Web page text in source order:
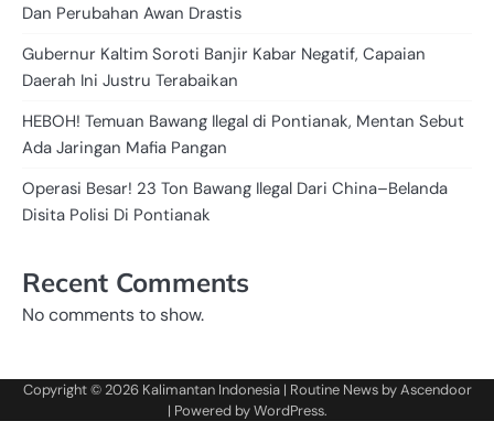
Dan Perubahan Awan Drastis
Gubernur Kaltim Soroti Banjir Kabar Negatif, Capaian
Daerah Ini Justru Terabaikan
HEBOH! Temuan Bawang Ilegal di Pontianak, Mentan Sebut
Ada Jaringan Mafia Pangan
Operasi Besar! 23 Ton Bawang Ilegal Dari China–Belanda
Disita Polisi Di Pontianak
Recent Comments
No comments to show.
Copyright © 2026 Kalimantan Indonesia| Routine News byAscendoor
| Powered byWordPress.